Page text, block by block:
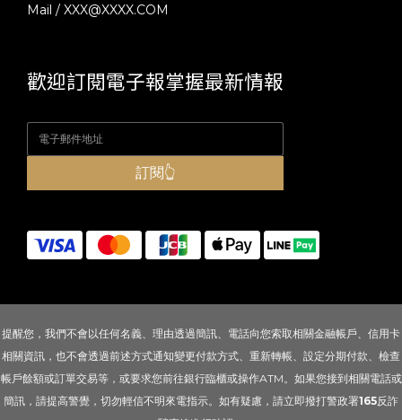
Mail / XXX@XXXX.COM
歡迎訂閱電子報掌握最新情報
訂閱👆
提醒您，我們不會以任何名義、理由透過簡訊、電話向您索取相關金融帳戶、信用卡
相關資訊，也不會透過前述方式通知變更付款方式、重新轉帳、設定分期付款、檢查
帳戶餘額或訂單交易等，或要求您前往銀行臨櫃或操作ATM。如果您接到相關電話或
簡訊，請提高警覺，切勿輕信不明來電指示。如有疑慮，請立即撥打警政署165反詐